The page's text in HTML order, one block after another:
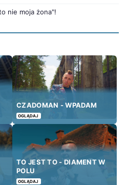
nie moja żona"!
CZADOMAN - WPADAM
OGLĄDAJ
TO JEST TO - DIAMENT W
POLU
OGLĄDAJ